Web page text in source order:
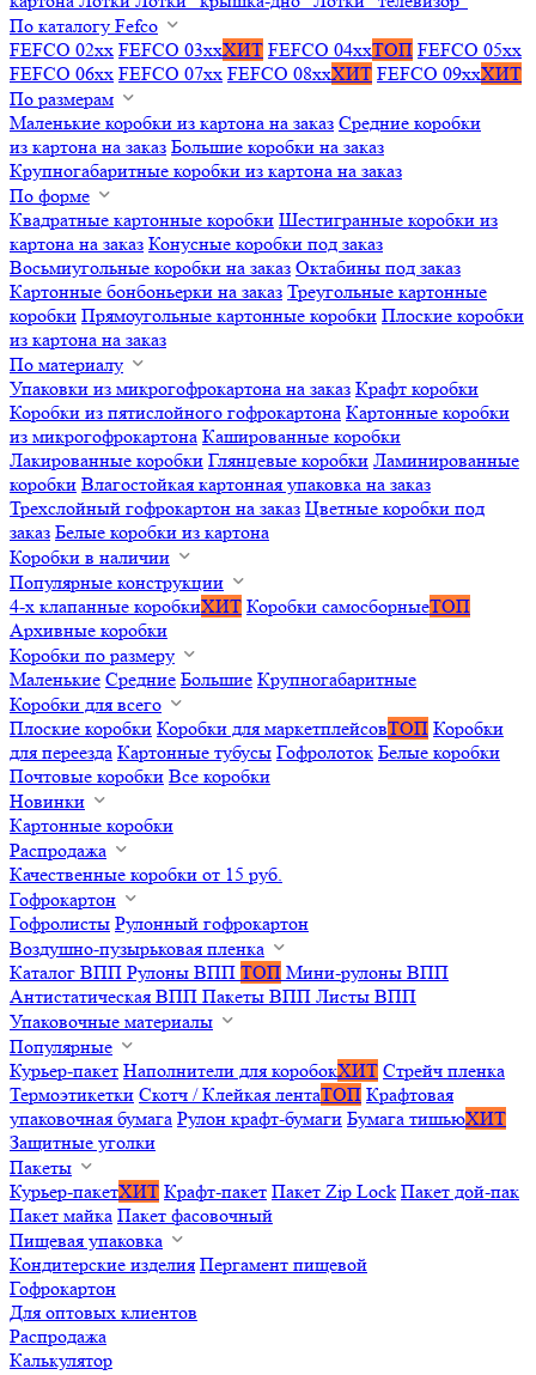
По каталогу Fefco
FEFCO 02xx FEFCO 03xxХИТ FEFCO 04xxТОП FEFCO 05xx
FEFCO 06xx FEFCO 07xx FEFCO 08xxХИТ FEFCO 09xxХИТ
По размерам
Маленькие коробки из картона на заказ Средние коробки
из картона на заказ Большие коробки на заказ
Крупногабаритные коробки из картона на заказ
По форме
Квадратные картонные коробки Шестигранные коробки из
картона на заказ Конусные коробки под заказ
Восьмиугольные коробки на заказ Октабины под заказ
Картонные бонбоньерки на заказ Треугольные картонные
коробки Прямоугольные картонные коробки Плоские коробки
из картона на заказ
По материалу
Упаковки из микрогофрокартона на заказ Крафт коробки
Коробки из пятислойного гофрокартона Картонные коробки
из микрогофрокартона Кашированные коробки
Лакированные коробки Глянцевые коробки Ламинированные
коробки Влагостойкая картонная упаковка на заказ
Трехслойный гофрокартон на заказ Цветные коробки под
заказ Белые коробки из картона
Коробки в наличии
Популярные конструкции
4-х клапанные коробкиХИТ Коробки самосборныеТОП
Архивные коробки
Коробки по размеру
Маленькие Средние Большие Крупногабаритные
Коробки для всего
Плоские коробки Коробки для маркетплейсовТОП Коробки
для переезда Картонные тубусы Гофролоток Белые коробки
Почтовые коробки Все коробки
Новинки
Картонные коробки
Распродажа
Качественные коробки от 15 руб.
Гофрокартон
Гофролисты Рулонный гофрокартон
Воздушно-пузырьковая пленка
Каталог ВПП Рулоны ВПП ТОП Мини-рулоны ВПП
Антистатическая ВПП Пакеты ВПП Листы ВПП
Упаковочные материалы
Популярные
Курьер-пакет Наполнители для коробокХИТ Стрейч пленка
Термоэтикетки Скотч / Клейкая лентаТОП Крафтовая
упаковочная бумага Рулон крафт-бумаги Бумага тишьюХИТ
Защитные уголки
Пакеты
Курьер-пакетХИТ Крафт-пакет Пакет Zip Lock Пакет дой-пак
Пакет майка Пакет фасовочный
Пищевая упаковка
Кондитерские изделия Пергамент пищевой
Гофрокартон
Для оптовых клиентов
Распродажа
Калькулятор